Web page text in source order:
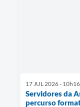
17 JUL 2026 - 10h16
Servidores da
percurso